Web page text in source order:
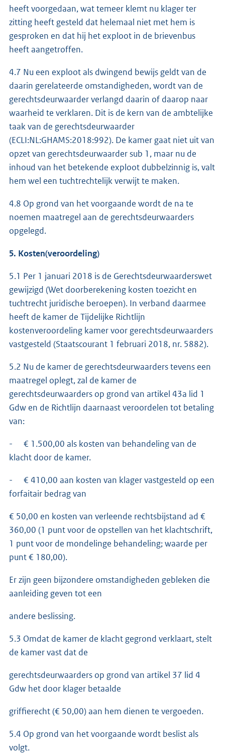
heeft voorgedaan, wat temeer klemt nu klager ter
zitting heeft gesteld dat helemaal niet met hem is
gesproken en dat hij het exploot in de brievenbus
heeft aangetroffen.
4.7 Nu een exploot als dwingend bewijs geldt van de
daarin gerelateerde omstandigheden, wordt van de
gerechtsdeurwaarder verlangd daarin of daarop naar
waarheid te verklaren. Dit is de kern van de ambtelijke
taak van de gerechtsdeurwaarder
(ECLI:NL:GHAMS:2018:992). De kamer gaat niet uit van
opzet van gerechtsdeurwaarder sub 1, maar nu de
inhoud van het betekende exploot dubbelzinnig is, valt
hem wel een tuchtrechtelijk verwijt te maken.
4.8 Op grond van het voorgaande wordt de na te
noemen maatregel aan de gerechtsdeurwaarders
opgelegd.
5. Kosten(veroordeling)
5.1 Per 1 januari 2018 is de Gerechtsdeurwaarderswet
gewijzigd (Wet doorberekening kosten toezicht en
tuchtrecht juridische beroepen). In verband daarmee
heeft de kamer de Tijdelijke Richtlijn
kostenveroordeling kamer voor gerechtsdeurwaarders
vastgesteld (Staatscourant 1 februari 2018, nr. 5882).
5.2 Nu de kamer de gerechtsdeurwaarders tevens een
maatregel oplegt, zal de kamer de
gerechtsdeurwaarders op grond van artikel 43a lid 1
Gdw en de Richtlijn daarnaast veroordelen tot betaling
van:
- € 1.500,00 als kosten van behandeling van de
klacht door de kamer.
- € 410,00 aan kosten van klager vastgesteld op een
forfaitair bedrag van
€ 50,00 en kosten van verleende rechtsbijstand ad €
360,00 (1 punt voor de opstellen van het klachtschrift,
1 punt voor de mondelinge behandeling; waarde per
punt € 180,00).
Er zijn geen bijzondere omstandigheden gebleken die
aanleiding geven tot een
andere beslissing.
5.3 Omdat de kamer de klacht gegrond verklaart, stelt
de kamer vast dat de
gerechtsdeurwaarders op grond van artikel 37 lid 4
Gdw het door klager betaalde
griffierecht (€ 50,00) aan hem dienen te vergoeden.
5.4 Op grond van het voorgaande wordt beslist als
volgt.